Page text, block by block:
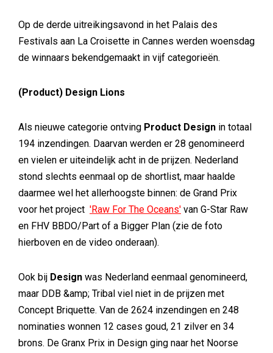
Op de derde uitreikingsavond in het Palais des
Festivals aan La Croisette in Cannes werden woensdag
de winnaars bekendgemaakt in vijf categorieën.
(Product) Design Lions
Als nieuwe categorie ontving Product Design in totaal
194 inzendingen. Daarvan werden er 28 genomineerd
en vielen er uiteindelijk acht in de prijzen. Nederland
stond slechts eenmaal op de shortlist, maar haalde
daarmee wel het allerhoogste binnen: de Grand Prix
voor het project 'Raw For The Oceans' van G-Star Raw
en FHV BBDO/Part of a Bigger Plan (zie de foto
hierboven en de video onderaan).
Ook bij Design was Nederland eenmaal genomineerd,
maar DDB &amp; Tribal viel niet in de prijzen met
Concept Briquette. Van de 2624 inzendingen en 248
nominaties wonnen 12 cases goud, 21 zilver en 34
brons. De Granx Prix in Design ging naar het Noorse